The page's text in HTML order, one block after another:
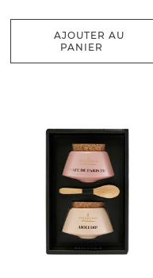
AJOUTER AU
PANIER